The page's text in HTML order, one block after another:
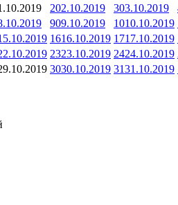
202.10.2019 303.10.2019
909.10.2019 1010.10.2019
1616.10.2019 1717.10.2019
2323.10.2019 2424.10.2019
3030.10.2019 3131.10.2019